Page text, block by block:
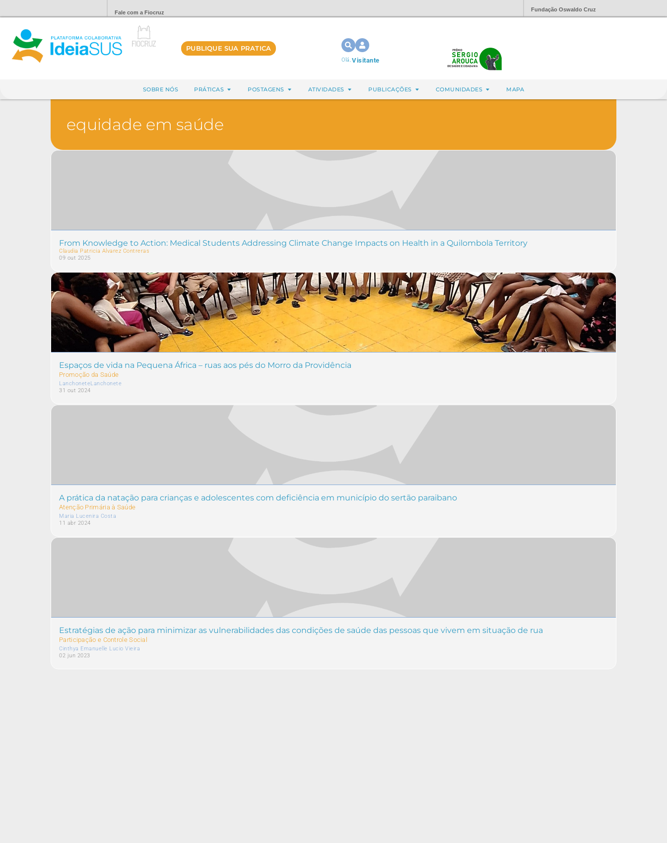
Fale com a Fiocruz Fundação Oswaldo Cruz
PUBLIQUE SUA PRATICA
Olá,Visitante
SOBRE NÓS PRÁTICAS POSTAGENS ATIVIDADES PUBLICAÇÕES COMUNIDADES MAPA
equidade em saúde
From Knowledge to Action: Medical Students Addressing Climate Change Impacts on Health in a Quilombola Territory
Claudia Patricia Alvarez Contreras
09 out 2025
Espaços de vida na Pequena África – ruas aos pés do Morro da Providência
Promoção da Saúde
LanchoneteLanchonete
31 out 2024
A prática da natação para crianças e adolescentes com deficiência em município do sertão paraibano
Atenção Primária à Saúde
Maria Lucenira Costa
11 abr 2024
Estratégias de ação para minimizar as vulnerabilidades das condições de saúde das pessoas que vivem em situação de rua
Participação e Controle Social
Cinthya Emanuelle Lucio Vieira
02 jun 2023